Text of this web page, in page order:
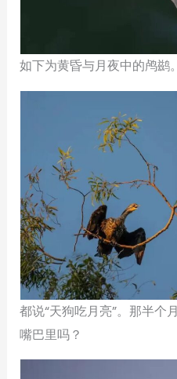
如下为黄昏与月夜中的鸬鹚。
都说“天狗吃月亮”。那半个
嘴巴里吗？